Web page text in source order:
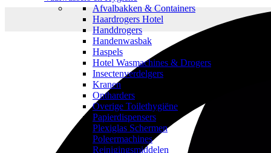
Afvalbakken & Containers
Haardrogers Hotel
Handdrogers
Handenwasbak
Haspels
Hotel Wasmachines & Drogers
Insectenverdelgers
Kranen
Ontharders
Overige Toilethygiëne
Papierdispensers
Plexiglas Schermen
Poleermachines
Reinigingsmiddelen